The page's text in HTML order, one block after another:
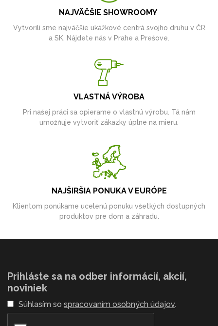
NAJVÄČŠIE SHOWROOMY
Vytvorili sme najväčšie ukážkové centrá svojho druhu v ČR
a SK. Nájdete nás v Prahe a Prešove.
VLASTNÁ VÝROBA
Pri našej práci sa opierame o vlastnú výrobu. Tá nám
umožňuje vytvoriť zákazky úplne na mieru.
NAJŠIRŠIA PONUKA V EURÓPE
Klientom ponúkame ucelenú ponuku všetkých dostupných
produktov pre dom a záhradu.
Prihláste sa na odber informácií, akcií,
noviniek
Súhlasím so spracovaním osobných údajov.